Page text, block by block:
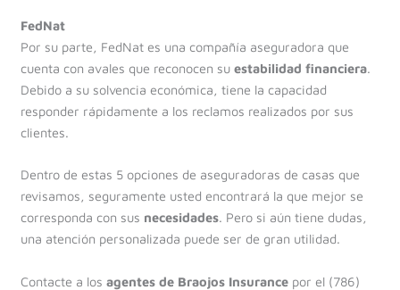
FedNat
Por su parte, FedNat es una compañía aseguradora que
cuenta con avales que reconocen su estabilidad financiera.
Debido a su solvencia económica, tiene la capacidad
responder rápidamente a los reclamos realizados por sus
clientes.
Dentro de estas 5 opciones de aseguradoras de casas que
revisamos, seguramente usted encontrará la que mejor se
corresponda con sus necesidades. Pero si aún tiene dudas,
una atención personalizada puede ser de gran utilidad.
Contacte a los agentes de Braojos Insurancepor el (786)